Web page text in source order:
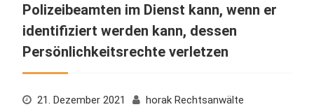
Polizeibeamten im Dienst kann, wenn er
identifiziert werden kann, dessen
Persönlichkeitsrechte verletzen
21. Dezember 2021
horak Rechtsanwälte